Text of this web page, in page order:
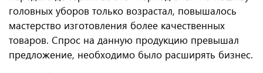
деле, накопленные с годами она со временем
передала дочерям. За этот период опыт по пошиву
головных уборов только возрастал, повышалось
мастерство изготовления более качественных